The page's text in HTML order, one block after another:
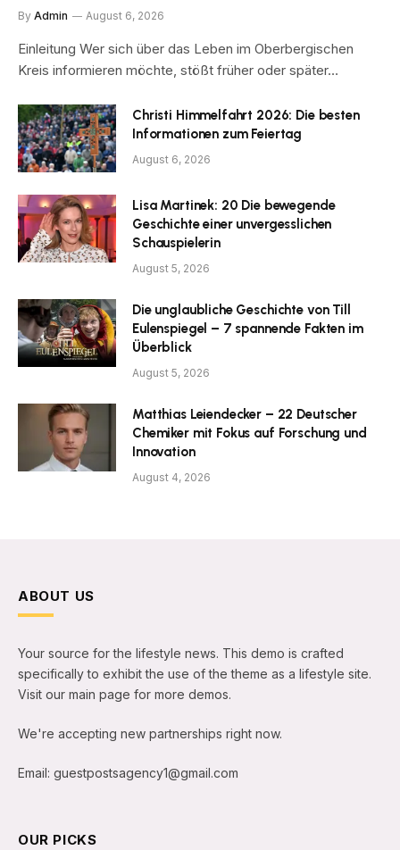
By Admin August 6, 2026
Einleitung Wer sich über das Leben im Oberbergischen
Kreis informieren möchte, stößt früher oder später…
Christi Himmelfahrt 2026: Die besten
Informationen zum Feiertag
August 6, 2026
Lisa Martinek: 20 Die bewegende
Geschichte einer unvergesslichen
Schauspielerin
August 5, 2026
Die unglaubliche Geschichte von Till
Eulenspiegel – 7 spannende Fakten im
Überblick
August 5, 2026
Matthias Leiendecker – 22 Deutscher
Chemiker mit Fokus auf Forschung und
Innovation
August 4, 2026
ABOUT US
Your source for the lifestyle news. This demo is crafted
specifically to exhibit the use of the theme as a lifestyle site.
Visit our main page for more demos.
We're accepting new partnerships right now.
Email: guestpostsagency1@gmail.com
OUR PICKS